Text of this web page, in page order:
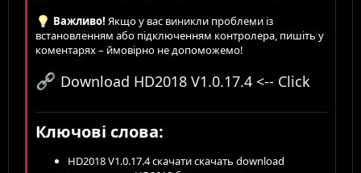
Важливо! Якщо у вас виникли проблеми із
встановленням або підключенням контролера, пишіть у
коментарях – ймовірно не допоможемо!
Download HD2018 V1.0.17.4 <-- Click
Ключові слова:
HD2018 V1.0.17.4 скачати cкачать download